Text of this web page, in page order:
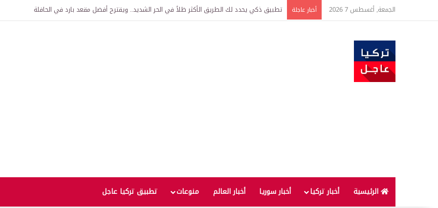
الجمعة, أغسطس 7 2026 أخبار عاجلة تركيا وسوريا توقعان اتفاقية لإنشاء “الجامعة السورية التركية” في دمشق.. منح دراسية واعتراف بالشهادات
الرئيسية أخبار تركيا أخبار سوريا أخبار العالم منوعات تطبيق تركيا عاجل